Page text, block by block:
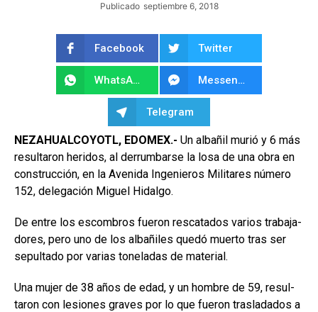
Publicado septiembre 6, 2018
Facebook Twitter
WhatsApp Messenger
Telegram
NEZAHUALCOYOTL, EDO­MEX.- Un albañil murió y 6 más
resultaron heridos, al derrumbarse la losa de una obra en
construcción, en la Avenida In­genieros Militares número
152, delegación Miguel Hidalgo.
De entre los escombros fue­ron rescatados varios trabaja­
dores, pero uno de los albañiles quedó muerto tras ser
sepultado por varias toneladas de material.
Una mujer de 38 años de edad, y un hombre de 59, resul­
taron con lesiones graves por lo que fueron trasladados a